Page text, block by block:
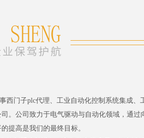
西门子plc代理、工业自动化控制系统集成、
。公司致力于电气驱动与自动化领域，通过
提高是我们的最终目标。